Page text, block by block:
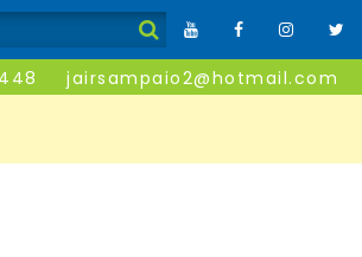
jairsampaio2@hotmail.com